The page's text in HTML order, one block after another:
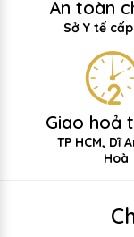
An toàn
Sở Y tế
Giao hoả
TP HCM, Dĩ
Hoà